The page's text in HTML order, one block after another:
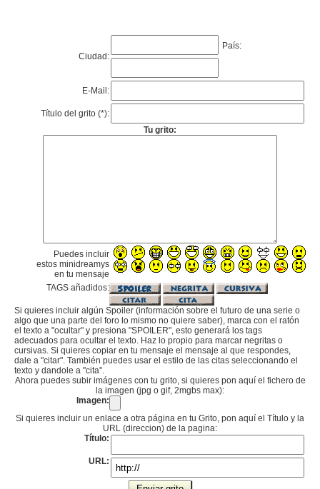
Ciudad:
País:
E-Mail:
Título del grito (*):
Tu grito:
Puedes incluir
estos minidreamys
en tu mensaje
TAGS añadidos:
Si quieres incluir algún Spoiler (información sobre el futuro de una serie o
algo que una parte del foro lo mismo no quiere saber), marca con el ratón
el texto a "ocultar" y presiona "SPOILER", esto generará los tags
adecuados para ocultar el texto. Haz lo propio para marcar negritas o
cursivas. Si quieres copiar en tu mensaje el mensaje al que respondes,
dale a "citar". También puedes usar el estilo de las citas seleccionando el
texto y dandole a "cita".
Ahora puedes subir imágenes con tu grito, si quieres pon aquí el fichero de
la imagen (jpg o gif, 2mgbs max):
Imagen:
Si quieres incluir un enlace a otra página en tu Grito, pon aquí el Título y la
URL (direccion) de la pagina:
Título:
URL: